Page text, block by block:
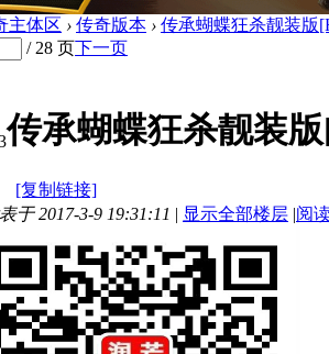
主体区 › 传奇版本 › 传承蝴蝶狂杀靓装版
/ 28 页下一页
传承蝴蝶狂杀靓装
[复制链接]
于 2017-3-9 19:31:11 | 显示全部楼层 |阅